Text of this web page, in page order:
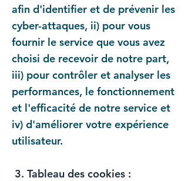
afin d'identifier et de prévenir les
cyber-attaques, ii) pour vous
fournir le service que vous avez
choisi de recevoir de notre part,
iii) pour contrôler et analyser les
performances, le fonctionnement
et l'efficacité de notre service et
iv) d'améliorer votre expérience
utilisateur.
3. Tableau des cookies :